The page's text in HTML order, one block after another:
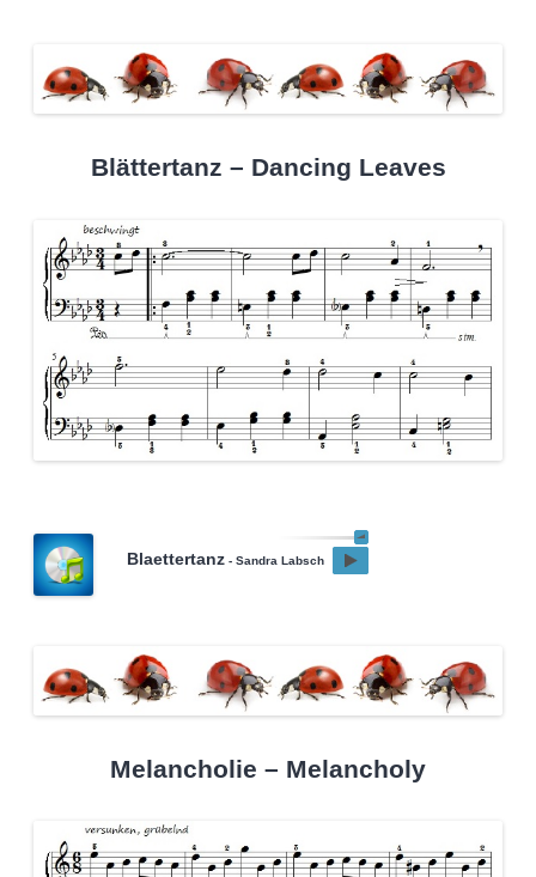
Blättertanz – Dancing Leaves
Blaettertanz- Sandra Labsch
Melancholie – Melancholy